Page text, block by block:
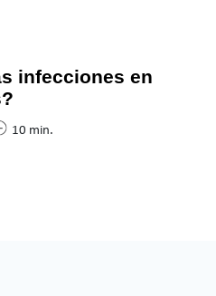
infecciones en
10 min.